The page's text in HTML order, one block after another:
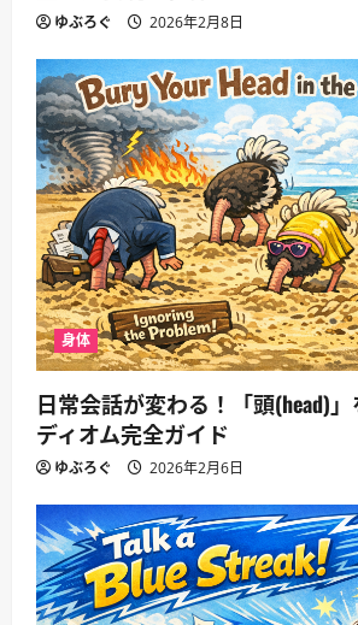
ゆぶろぐ 2026年2月8日
身体
日常会話が変わる！「頭(head)
ディオム完全ガイド
ゆぶろぐ 2026年2月6日